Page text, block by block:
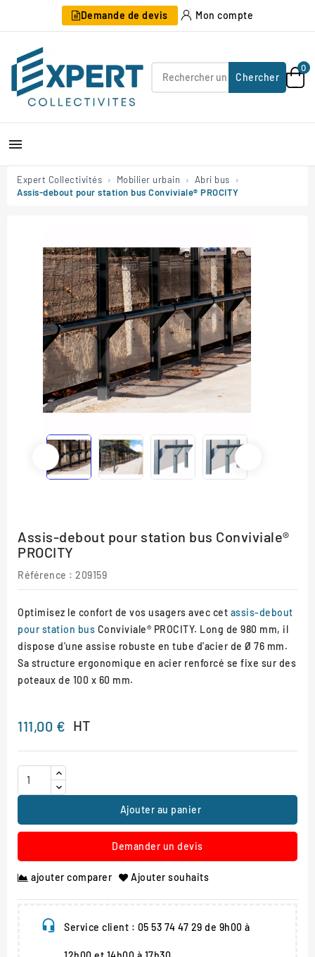
Demande de devis Mon compte
Chercher
0

Expert Collectivités Mobilier urbain
Abri bus
Assis-debout pour station bus Conviviale® PROCITY
Assis-debout pour station bus Conviviale®
PROCITY
Référence : 209159
Optimisez le confort de vos usagers avec cet assis-debout
pour station bus Conviviale® PROCITY. Long de 980 mm, il
dispose d'une assise robuste en tube d'acier de Ø 76 mm.
Sa structure ergonomique en acier renforcé se fixe sur des
poteaux de 100 x 60 mm.
111,00 € HT
Ajouter au panier
Demander un devis
ajouter comparer Ajouter souhaits
Service client : 05 53 74 47 29 de 9h00 à